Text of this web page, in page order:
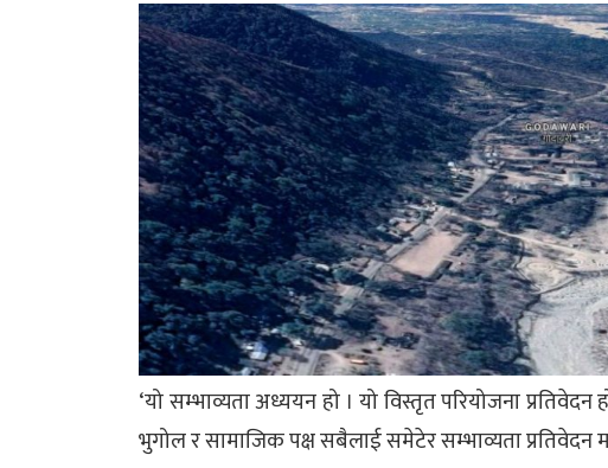
‘यो सम्भाव्यता अध्ययन हो । यो विस्तृत परियोजना
भुगोल र सामाजिक पक्ष सबैलाई समेटेर सम्भाव्यता प्रतिवेदन